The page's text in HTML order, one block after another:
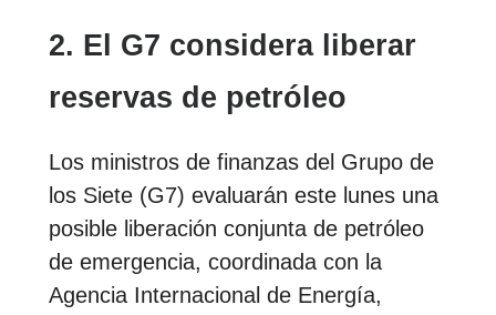
2. El G7 considera liberar
reservas de petróleo
Los ministros de finanzas del Grupo de
los Siete (G7) evaluarán este lunes una
posible liberación conjunta de petróleo
de emergencia, coordinada con la
Agencia Internacional de Energía,